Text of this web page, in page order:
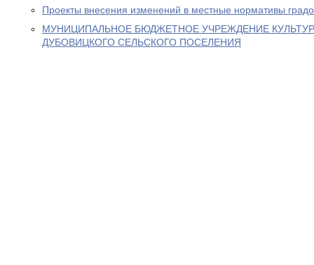
Проекты внесения изменений в местные нормативы
МУНИЦИПАЛЬНОЕ БЮДЖЕТНОЕ УЧРЕЖДЕНИЕ
ДУБОВИЦКОГО СЕЛЬСКОГО ПОСЕЛЕНИЯ